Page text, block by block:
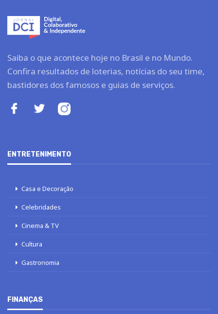
Saiba o que acontece hoje no Brasil e no Mundo.
Confira resultados de loterias, notícias do seu time,
bastidores dos famosos e guias de serviços.
ENTRETENIMENTO
Casa e Decoração
Celebridades
Cinema & TV
Cultura
Gastronomia
FINANÇAS